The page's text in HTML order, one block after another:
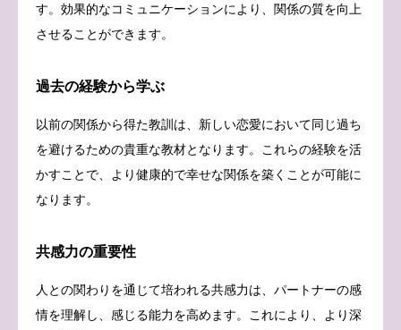
す。効果的なコミュニケーションにより、関係の質を向上
させることができます。
過去の経験から学ぶ
以前の関係から得た教訓は、新しい恋愛において同じ過ち
を避けるための貴重な教材となります。これらの経験を活
かすことで、より健康的で幸せな関係を築くことが可能に
なります。
共感力の重要性
人との関わりを通じて培われる共感力は、パートナーの感
情を理解し、感じる能力を高めます。これにより、より深